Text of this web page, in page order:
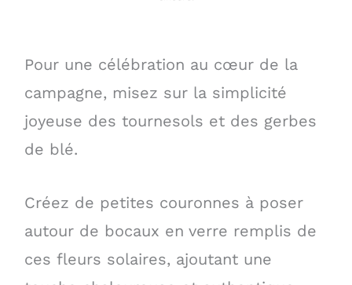
Pour une célébration au cœur de la
campagne, misez sur la simplicité
joyeuse des tournesols et des gerbes
de blé.
Créez de petites couronnes à poser
autour de bocaux en verre remplis de
ces fleurs solaires, ajoutant une